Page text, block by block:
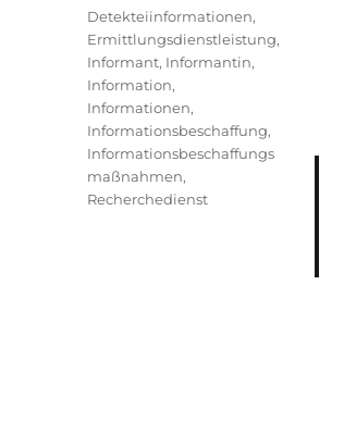
Schlagwörter
Detekteiinformationen,
Ermittlungsdienstleistung,
Informant, Informantin,
Information,
Informationen,
Informationsbeschaffung,
Informationsbeschaffungs
maßnahmen,
Recherchedienst